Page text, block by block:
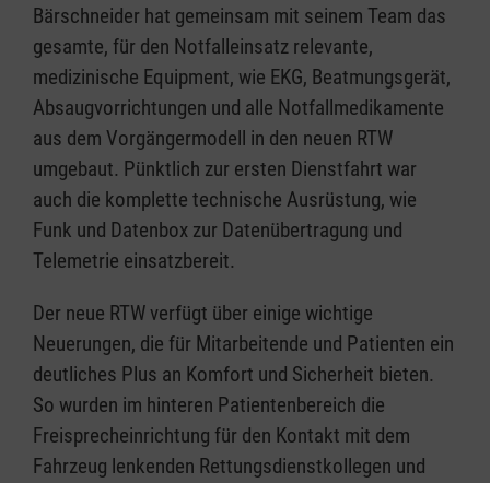
Bärschneider hat gemeinsam mit seinem Team das
gesamte, für den Notfalleinsatz relevante,
medizinische Equipment, wie EKG, Beatmungsgerät,
Absaugvorrichtungen und alle Notfallmedikamente
aus dem Vorgängermodell in den neuen RTW
umgebaut. Pünktlich zur ersten Dienstfahrt war
auch die komplette technische Ausrüstung, wie
Funk und Datenbox zur Datenübertragung und
Telemetrie einsatzbereit.
Der neue RTW verfügt über einige wichtige
Neuerungen, die für Mitarbeitende und Patienten ein
deutliches Plus an Komfort und Sicherheit bieten.
So wurden im hinteren Patientenbereich die
Freisprecheinrichtung für den Kontakt mit dem
Fahrzeug lenkenden Rettungsdienstkollegen und